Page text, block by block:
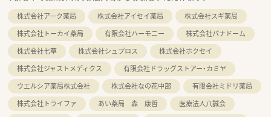
株式会社アーク薬局 株式会社アイセイ薬局
株式会社スギ薬局
株式会社トーカイ薬局
有限会社ハーモニー
株式会社パナドーム
株式会社七草
株式会社シュプロス
株式会社ホクセイ
株式会社ジャストメディクス
有限会社ドラッグストアー・カミヤ
ウエルシア薬局株式会社
株式会社なの花中部
有限会社ミドリ薬局
株式会社トライファ
あい薬局 森 康哲
医療法人八誠会